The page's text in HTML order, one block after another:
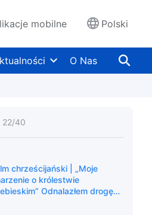
mobilne Polski
O Nas
22/40
siłą (Zwiastun)
głos” Czy słyszysz,
mówi Duch Święty?
chrześcijański | „Moje
o królestwie
Odnalazłem drogę